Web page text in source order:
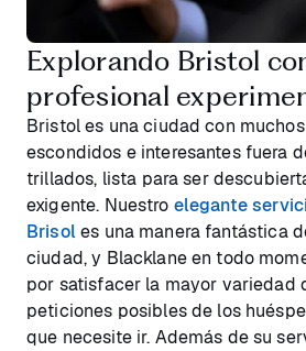
Explorando Bristol
profesional
Bristol es una ciudad con
escondidos e interesantes fuera
trillados, lista para ser
exigente. Nuestro elegante
Brisoles una manera fantástica
ciudad, y Blacklane en todo
por satisfacer la mayor variedad
peticiones posibles de los
que necesite ir. Además de su